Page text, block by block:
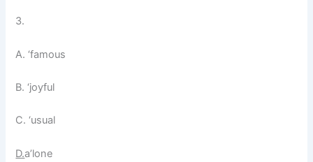
3.
A. ‘famous
B. ‘joyful
C. ‘usual
D.a’lone